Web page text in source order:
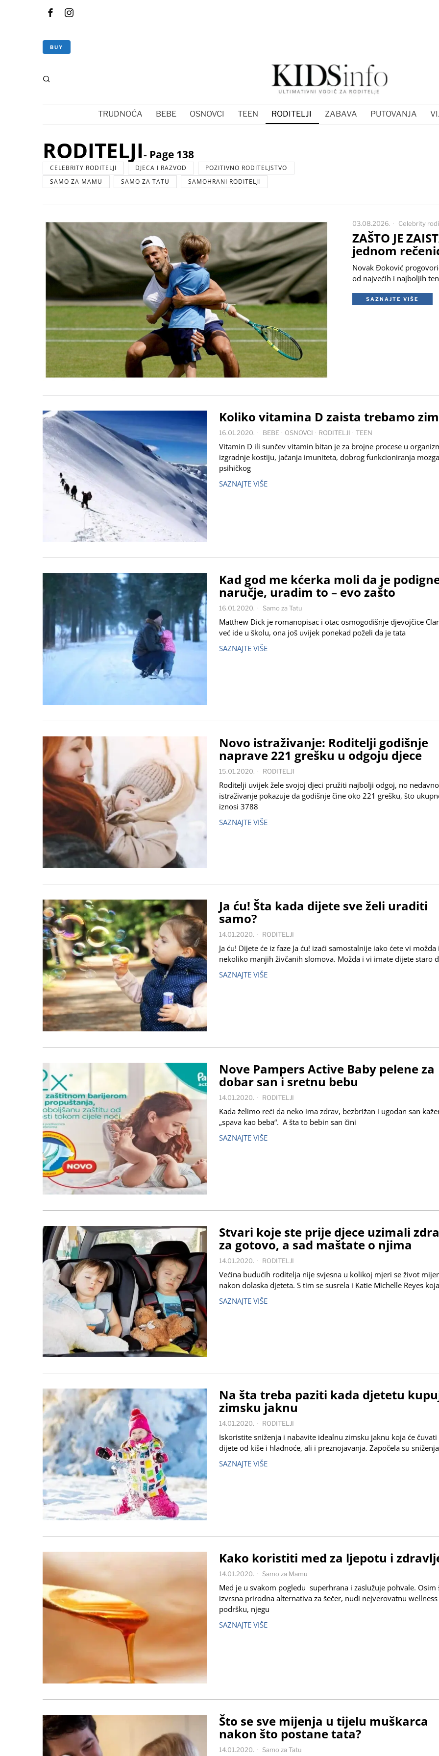
BUY
TRUDNOĆA BEBE OSNOVCI TEEN RODITELJI ZABAVA PUTOVANJA
RODITELJI- Page 138
CELEBRITY RODITELJI DJECA I RAZVOD
POZITIVNO RODITELJSTVO
SAMO ZA MAMU
SAMO ZA TATU SAMOHRANI RODITELJI
03.08.2026. Celebrity
ZAŠTO JE
jednom
Novak Đoković
od najvećih i najboljih
SAZNAJTE VIŠE
Koliko vitamina D zaista trebamo
16.01.2020. BEBE · OSNOVCI · RODITELJI · TEEN
Vitamin D ili sunčev vitamin bitan je za brojne procese u
izgradnje kostiju, jačanja imuniteta, dobrog funkcioniranja
psihičkog
SAZNAJTE VIŠE
Kad god me kćerka moli da je
naručje, uradim to – evo zašto
16.01.2020. Samo za Tatu
Matthew Dick je romanopisac i otac osmogodišnje djevojčice
već ide u školu, ona još uvijek ponekad poželi da je tata
SAZNAJTE VIŠE
Novo istraživanje: Roditelji godišnje
naprave 221 grešku u odgoju djece
15.01.2020. RODITELJI
Roditelji uvijek žele svojoj djeci pružiti najbolji odgoj, no nedavno
istraživanje pokazuje da godišnje čine oko 221 grešku, što
iznosi 3788
SAZNAJTE VIŠE
Ja ću! Šta kada dijete sve želi uraditi
samo?
14.01.2020. RODITELJI
Ja ću! Dijete će iz faze Ja ću! izaći samostalnije iako ćete vi
nekoliko manjih živčanih slomova. Možda i vi imate dijete staro
SAZNAJTE VIŠE
Nove Pampers Active Baby pelene za
dobar san i sretnu bebu
14.01.2020. RODITELJI
Kada želimo reći da neko ima zdrav, bezbrižan i ugodan san
„spava kao beba“. A šta to bebin san čini
SAZNAJTE VIŠE
Stvari koje ste prije djece uzimali
za gotovo, a sad maštate o njima
14.01.2020. RODITELJI
Većina budućih roditelja nije svjesna u kolikoj mjeri se život
nakon dolaska djeteta. S tim se susrela i Katie Michelle Reyes koja
SAZNAJTE VIŠE
Na šta treba paziti kada djetetu
zimsku jaknu
14.01.2020. RODITELJI
Iskoristite sniženja i nabavite idealnu zimsku jaknu koja će čuvati
dijete od kiše i hladnoće, ali i preznojavanja. Započela su
SAZNAJTE VIŠE
Kako koristiti med za ljepotu i
14.01.2020. Samo za Mamu
Med je u svakom pogledu superhrana i zaslužuje pohvale. Osim
izvrsna prirodna alternativa za šečer, nudi nejverovatnu wellness
podršku, njegu
SAZNAJTE VIŠE
Što se sve mijenja u tijelu muškarca
nakon što postane tata?
14.01.2020. Samo za Tatu